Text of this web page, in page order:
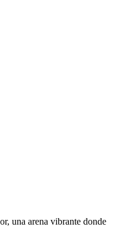
una arena vibrante donde